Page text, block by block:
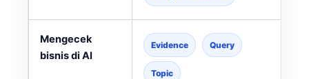
Mengecek
bisnis di AI
Evidence Query
Topic